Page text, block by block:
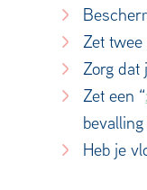
Zet
Zorg dat
Zet een “
Heb je